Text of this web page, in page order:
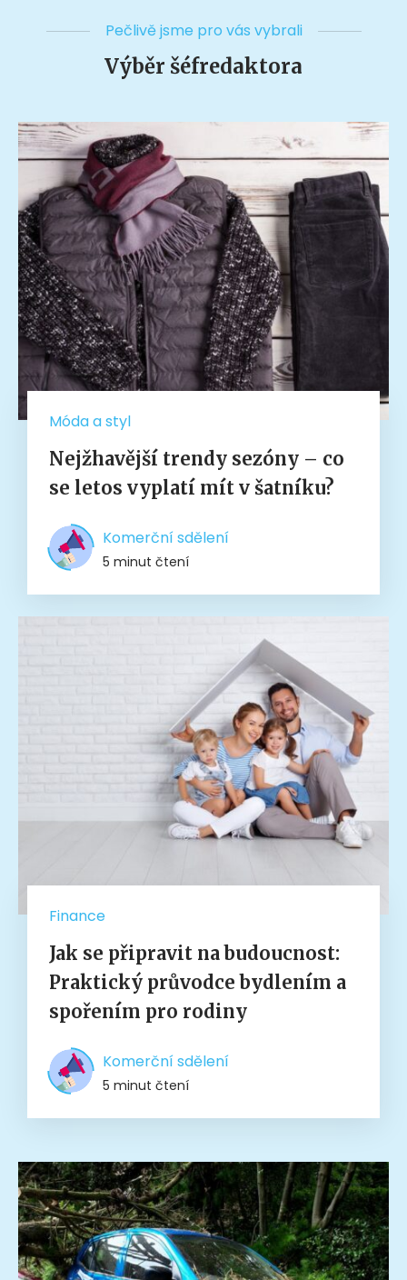
Pečlivě jsme pro vás vybrali
Výběr šéfredaktora
Móda a styl
Nejžhavější trendy sezóny – co
se letos vyplatí mít v šatníku?
Komerční sdělení
5 minut čtení
Finance
Jak se připravit na budoucnost:
Praktický průvodce bydlením a
spořením pro rodiny
Komerční sdělení
5 minut čtení